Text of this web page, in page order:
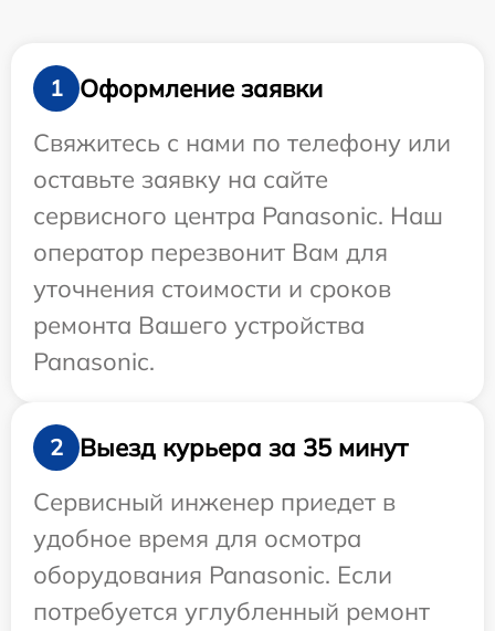
1
Оформление заявки
Свяжитесь с нами по телефону или
оставьте заявку на сайте
сервисного центра Panasonic. Наш
оператор перезвонит Вам для
уточнения стоимости и сроков
ремонта Вашего устройства
Panasonic.
2
Выезд курьера за 35 минут
Сервисный инженер приедет в
удобное время для осмотра
оборудования Panasonic. Если
потребуется углубленный ремонт